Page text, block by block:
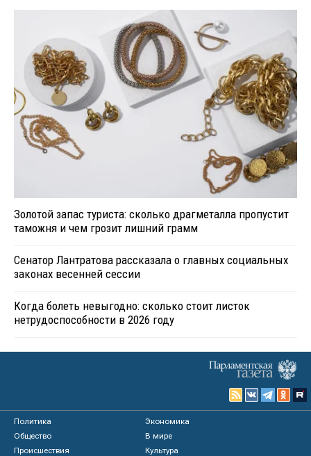
Золотой запас туриста: сколько драгметалла пропустит
таможня и чем грозит лишний грамм
Сенатор Лантратова рассказала о главных социальных
законах весенней сессии
Когда болеть невыгодно: сколько стоит листок
нетрудоспособности в 2026 году
Политика
Экономика
Общество
В мире
Происшествия
Культура